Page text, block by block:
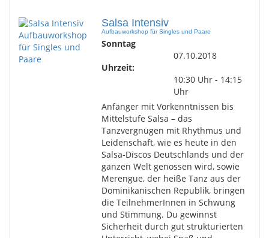
Salsa Intensiv
Aufbauworkshop für Singles und Paare
Sonntag
07.10.2018
Uhrzeit:
10:30 Uhr - 14:15
Uhr
Anfänger mit Vorkenntnissen bis
Mittelstufe Salsa – das
Tanzvergnügen mit Rhythmus und
Leidenschaft, wie es heute in den
Salsa-Discos Deutschlands und der
ganzen Welt genossen wird, sowie
Merengue, der heiße Tanz aus der
Dominikanischen Republik, bringen
die TeilnehmerInnen in Schwung
und Stimmung. Du gewinnst
Sicherheit durch gut strukturierten